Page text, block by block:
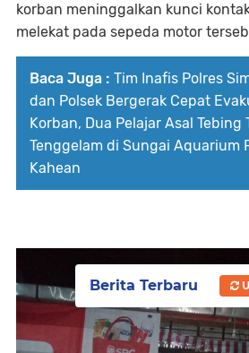
korban meninggalkan kunci
melekat pada sepeda motor
Baca Juga : Tim Inafis Polres
dan Polsek Bergerak Cepat
Korban, Dua Pelajar Asal Tebing
Tenggelam di Sungai Aquarium
Kahean
Berita Terbaru